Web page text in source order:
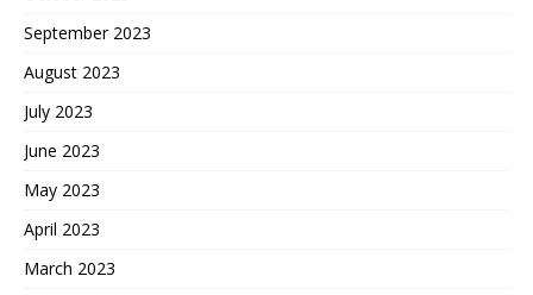
September 2023
August 2023
July 2023
June 2023
May 2023
April 2023
March 2023